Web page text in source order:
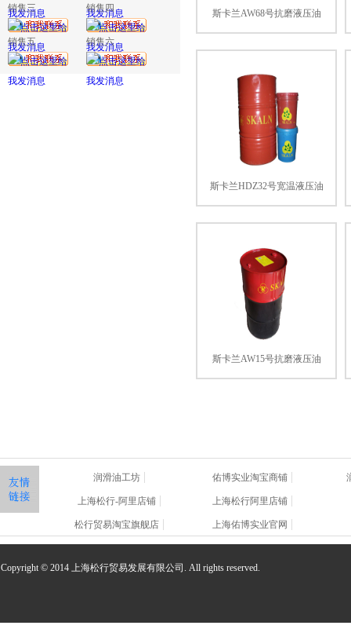
销售三 销售四
销售五 销售六
斯卡兰AW68号抗磨液压油
斯卡兰HDZ32号宽温液压油
斯卡兰AW15号抗磨液压油
润滑油工坊 佑博实业淘宝商铺
上海松行-阿里店铺 上海松行阿里店铺
松行贸易淘宝旗舰店 上海佑博实业官网
Copyright © 2014 上海松行贸易发展有限公司. All rights reserved.